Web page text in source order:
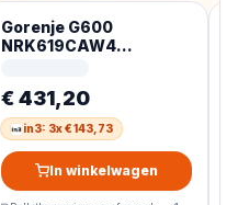
Gorenje G600
NRK619CAW4
€ 431,20
in3: 3x € 143,73
In winkelwagen